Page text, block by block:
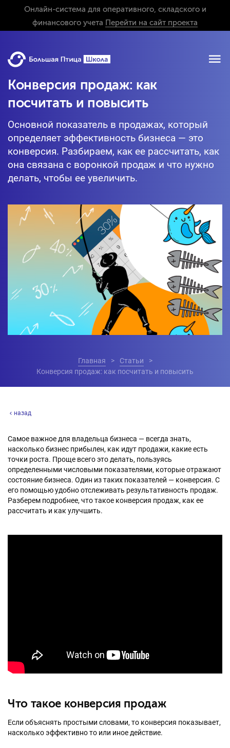
Онлайн-система для оперативного, складского и
финансового учета Перейти на сайт проекта
Конверсия продаж: как
посчитать и повысить
Основной показатель в продажах, который
определяет эффективность бизнеса — это
конверсия. Разбираем, как ее рассчитать, как
она связана с воронкой продаж и что нужно
делать, чтобы ее увеличить.
Главная
Статьи
Конверсия продаж: как посчитать и повысить
назад
Самое важное для владельца бизнеса — всегда знать,
насколько бизнес прибылен, как идут продажи, какие есть
точки роста. Проще всего это делать, пользуясь
определенными числовыми показателями, которые отражают
состояние бизнеса. Один из таких показателей — конверсия. С
его помощью удобно отслеживать результативность продаж.
Разберем подробнее, что такое конверсия продаж, как ее
рассчитать и как улучшить.
Что такое конверсия продаж
Если объяснять простыми словами, то конверсия показывает,
насколько эффективно то или иное действие.